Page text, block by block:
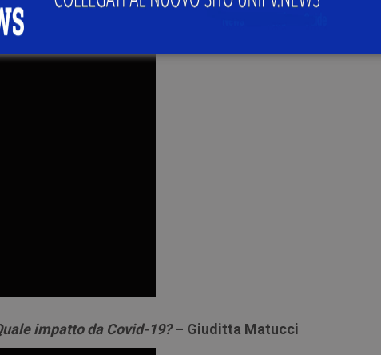
Breccia
impatto da Covid-19?– Giuditta Matucci